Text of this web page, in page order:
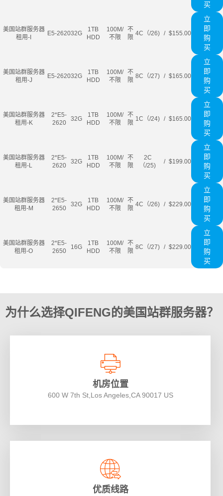
买
美国站群服务器
租用-I
E5-262032G
1TB
HDD
100M/
不限
不
限
4C（/26) / $155.00
立
即
购
买
美国站群服务器
租用-J
E5-262032G
1TB
HDD
100M/
不限
不
限
8C（/27) / $165.00
立
即
购
买
美国站群服务器
租用-K
2*E5-
2620
32G
1TB
HDD
100M/
不限
不
限
1C（/24) / $165.00
立
即
购
买
美国站群服务器
租用-L
2*E5-
2620
32G
1TB
HDD
100M/
不限
不
限
2C
（/25)
/ $199.00
立
即
购
买
美国站群服务器
租用-M
2*E5-
2650
32G
1TB
HDD
100M/
不限
不
限
4C（/26) / $229.00
立
即
购
买
美国站群服务器
租用-O
2*E5-
2650
16G
1TB
HDD
100M/
不限
不
限
8C（/27) / $229.00
立
即
购
买
为什么选择QIFENG的美国站群服务器？
机房位置
600 W 7th St,Los Angeles,CA 90017 US
优质线路